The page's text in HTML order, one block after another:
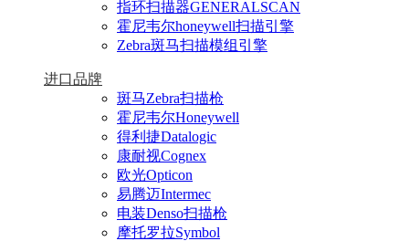
指环扫描器GENERALSCAN
霍尼韦尔honeywell扫描引擎
Zebra斑马扫描模组引擎
进口品牌
斑马Zebra扫描枪
霍尼韦尔Honeywell
得利捷Datalogic
康耐视Cognex
欧光Opticon
易腾迈Intermec
电装Denso扫描枪
摩托罗拉Symbol